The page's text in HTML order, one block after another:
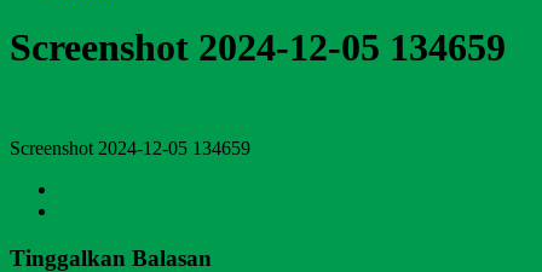
Screenshot 2024-12-05 134659
Screenshot 2024-12-05 134659
Tinggalkan Balasan